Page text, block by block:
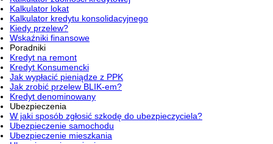
Kalkulator lokat
Kalkulator kredytu konsolidacyjnego
Kiedy przelew?
Wskaźniki finansowe
Poradniki
Kredyt na remont
Kredyt Konsumencki
Jak wypłacić pieniądze z PPK
Jak zrobić przelew BLIK-em?
Kredyt denominowany
Ubezpieczenia
W jaki sposób zgłosić szkodę do ubezpieczyciela?
Ubezpieczenie samochodu
Ubezpieczenie mieszkania